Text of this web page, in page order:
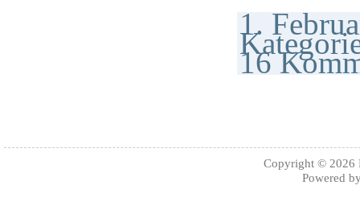
1.
16
Copyright © 2026
Powered